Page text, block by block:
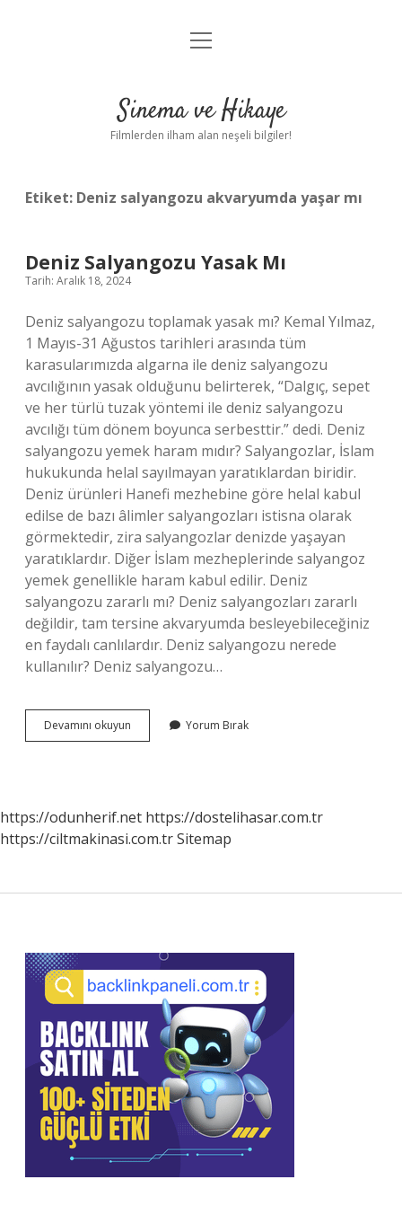
Gizlilik Politikası
Yasal Uyarı
menüyü
Sinema ve Hikaye
Filmlerden ilham alan neşeli bilgiler!
Etiket: Deniz salyangozu akvaryumda yaşar mı
Deniz Salyangozu Yasak Mı
Tarih: Aralık 18, 2024
Deniz salyangozu toplamak yasak mı? Kemal Yılmaz,
1 Mayıs-31 Ağustos tarihleri ​​arasında tüm
karasularımızda algarna ile deniz salyangozu
avcılığının yasak olduğunu belirterek, “Dalgıç, sepet
ve her türlü tuzak yöntemi ile deniz salyangozu
avcılığı tüm dönem boyunca serbesttir.” dedi. Deniz
salyangozu yemek haram mıdır? Salyangozlar, İslam
hukukunda helal sayılmayan yaratıklardan biridir.
Deniz ürünleri Hanefi mezhebine göre helal kabul
edilse de bazı âlimler salyangozları istisna olarak
görmektedir, zira salyangozlar denizde yaşayan
yaratıklardır. Diğer İslam mezheplerinde salyangoz
yemek genellikle haram kabul edilir. Deniz
salyangozu zararlı mı? Deniz salyangozları zararlı
değildir, tam tersine akvaryumda besleyebileceğiniz
en faydalı canlılardır. Deniz salyangozu nerede
kullanılır? Deniz salyangozu…
Devamını okuyun
Salyangozu
Yorum Bırak
https://odunherif.net https://dostelihasar.com.tr
https://ciltmakinasi.com.trSitemap
Sidebar